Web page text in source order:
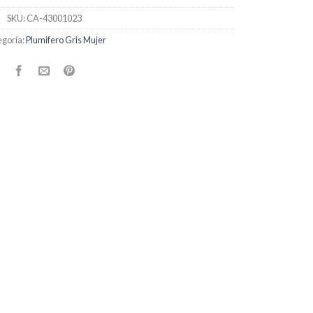
SKU:CA-43001023
Plumifero Gris Mujer